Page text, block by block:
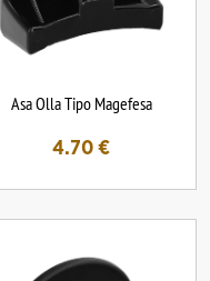
Asa Olla Tipo Magefesa
4.70 €